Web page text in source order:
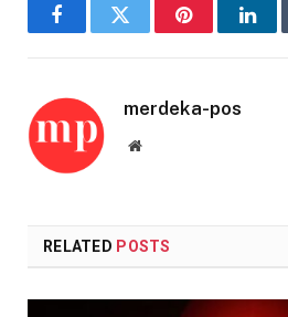
FacebookTwitter Pinterest
merdeka-pos
Website
RELATED POSTS